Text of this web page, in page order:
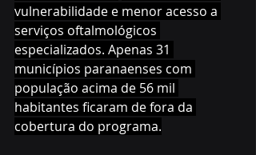
vulnerabilidade e menor acesso a
serviços oftalmológicos
especializados. Apenas 31
municípios paranaenses com
população acima de 56 mil
habitantes ficaram de fora da
cobertura do programa.